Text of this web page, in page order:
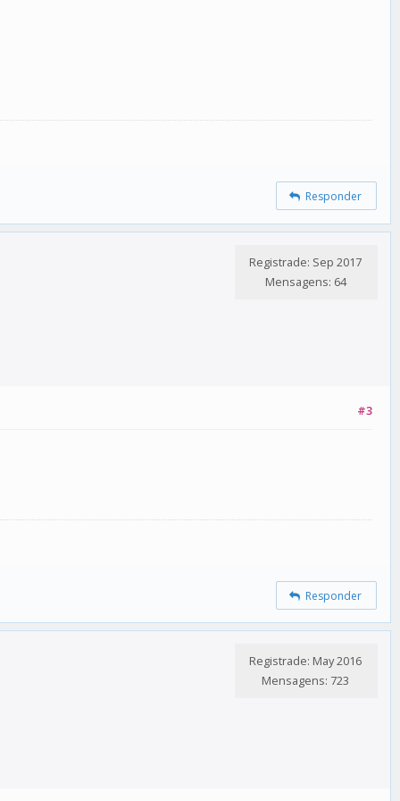
Responder
Registrade: Sep 2017
Mensagens: 64
#3
Responder
Registrade: May 2016
Mensagens: 723